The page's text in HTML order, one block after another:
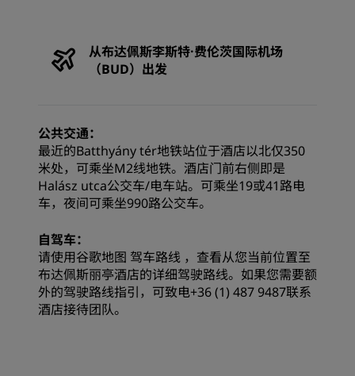
从布达佩斯李斯特·费伦茨国际机场
（BUD）出发
公共交通：
最近的Batthyány tér地铁站位于酒店以北仅350
米处，可乘坐M2线地铁。酒店门前右侧即是
Halász utca公交车/电车站。可乘坐19或41路电
车，夜间可乘坐990路公交车。
自驾车：
请使用谷歌地图 驾车路线 ，查看从您当前位置至
布达佩斯丽亭酒店的详细驾驶路线。如果您需要额
外的驾驶路线指引，可致电+36 (1) 487 9487联系
酒店接待团队。